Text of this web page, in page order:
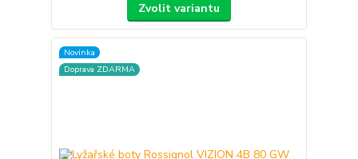
Zvolit variantu
Novinka
Doprava ZDARMA